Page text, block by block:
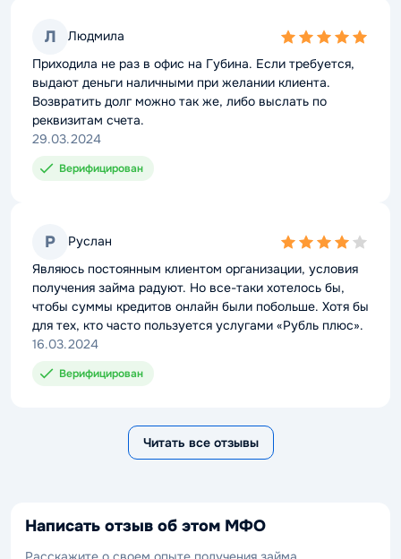
Л Людмила
5,0
rating
Приходила не раз в офис на Губина. Если требуется,
выдают деньги наличными при желании клиента.
Возвратить долг можно так же, либо выслать по
реквизитам счета.
29.03.2024
Верифицирован
Р Руслан
4,0
rating
Являюсь постоянным клиентом организации, условия
получения займа радуют. Но все-таки хотелось бы,
чтобы суммы кредитов онлайн были побольше. Хотя бы
для тех, кто часто пользуется услугами «Рубль плюс».
16.03.2024
Верифицирован
Читать все отзывы
Написать отзыв об этом МФО